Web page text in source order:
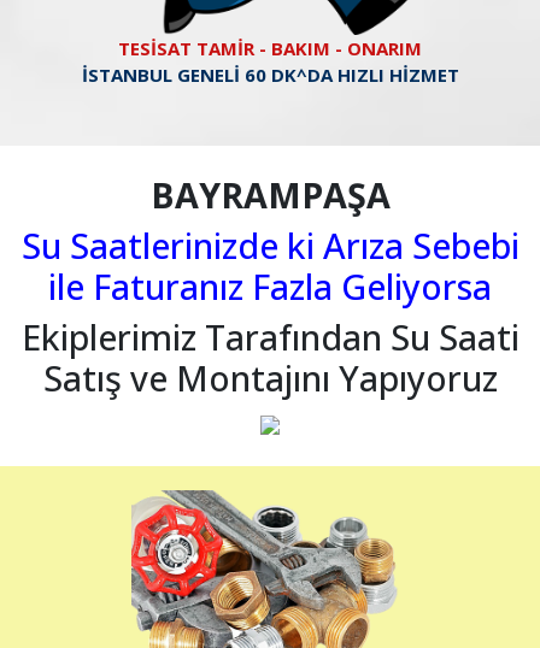
TESİSAT TAMİR - BAKIM - ONARIM
İSTANBUL GENELİ 60 DK^DA HIZLI HİZMET
BAYRAMPAŞA
Su Saatlerinizde ki Arıza Sebebi
ile Faturanız Fazla Geliyorsa
Ekiplerimiz Tarafından Su Saati
Satış ve Montajını Yapıyoruz